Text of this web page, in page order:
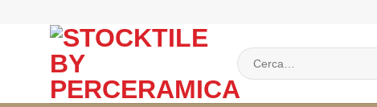
Cerca: